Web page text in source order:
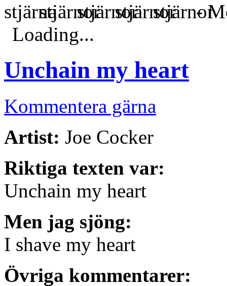
-
Loading...
Unchain my heart
Kommentera gärna
Artist: Joe Cocker
Riktiga texten var:
Unchain my heart
Men jag sjöng:
I shave my heart
Övriga kommentarer: